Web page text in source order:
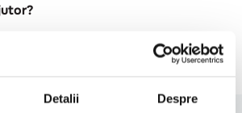
Detalii Despre
gresita